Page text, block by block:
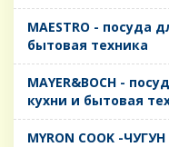
MAESTRO - посуда
бытовая техника
MAYER&BOCH -
кухни и бытовая
MYRON COOK -ЧУГУН